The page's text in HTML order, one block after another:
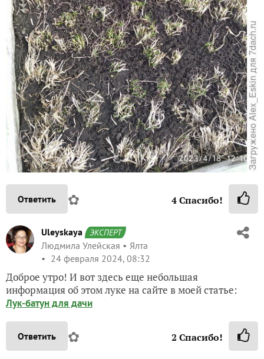
Ответить ✿ 4Спасибо!
Uleyskaya ЭКСПЕРТ
Людмила Улейская
Ялта
24 февраля 2024, 08:32
Доброе утро! И вот здесь еще небольшая
информация об этом луке на сайте в моей статье:
Лук-батун для дачи
Ответить ✿ 2 Спасибо!